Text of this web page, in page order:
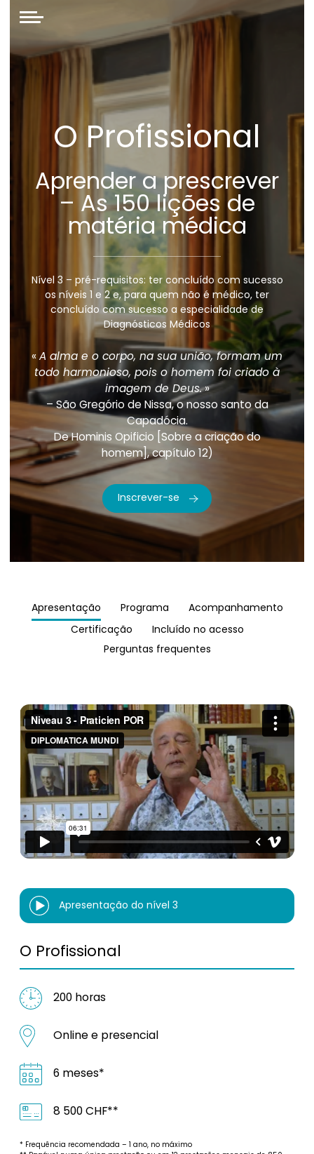
O Profissional
Aprender a prescrever
– As 150 lições de
matéria médica
Nível 3 – pré-requisitos: ter concluído com sucesso
os níveis 1 e 2 e, para quem não é médico, ter
concluído com sucesso a especialidade de
Diagnósticos Médicos
«A alma e o corpo, na sua união, formam um
todo harmonioso, pois o homem foi criado à
imagem de Deus.»
– São Gregório de Nissa, o nosso santo da
Capadócia.
De Hominis Opificio [Sobre a criação do
homem], capítulo 12)
Inscrever-se
Apresentação Programa
Acompanhamento
Certificação
Incluído no acesso
Perguntas frequentes
Apresentação do nível 3
O Profissional
200 horas
Online e presencial
6 meses*
8 500 CHF**
* Frequência recomendada – 1 ano, no máximo